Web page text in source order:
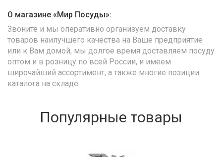
О магазине «Мир Посуды»:
Звоните и мы оперативно организуем доставку
товаров наилучшего качества на Ваше предприятие
или к Вам домой, мы долгое время доставляем посуду
оптом и в розницу по всей России, и имеем
широчайший ассортимент, а также многие позиции
каталога на складе.
Популярные товары